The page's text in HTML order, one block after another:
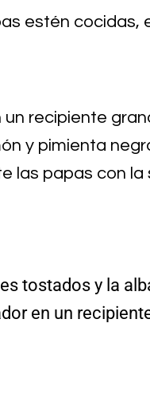
estén cocidas,
un recipiente
y pimienta
las papas con la
tostados y la
en un